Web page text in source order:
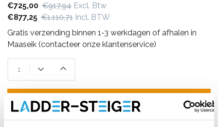
€725,00 €917,94 Excl. Btw
€877,25 €1.110,71 Incl. BTW
Gratis verzending binnen 1-3 werkdagen of afhalen in
Maaseik (contacteer onze klantenservice)